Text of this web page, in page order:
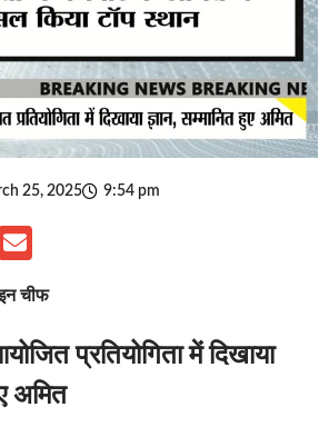
25, 2025 9:54 pm
चीफ
प्रतियोगिता में दिखाया
अमित